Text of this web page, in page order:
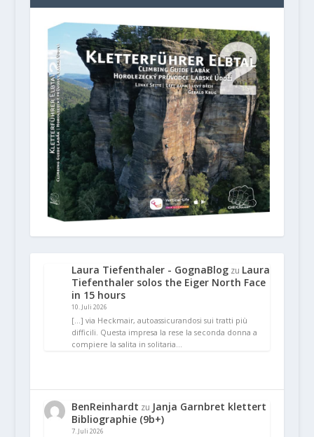
Laura Tiefenthaler - GognaBlogzu Laura
Tiefenthaler solos the Eiger North Face
in 15 hours
10. Juli 2026
[…] via Heckmair, autoassicurandosi sui tratti più
difficili. Questa impresa la rese la seconda donna a
compiere la salita in solitaria…
BenReinhardt zu Janja Garnbret klettert
Bibliographie (9b+)
7. Juli 2026